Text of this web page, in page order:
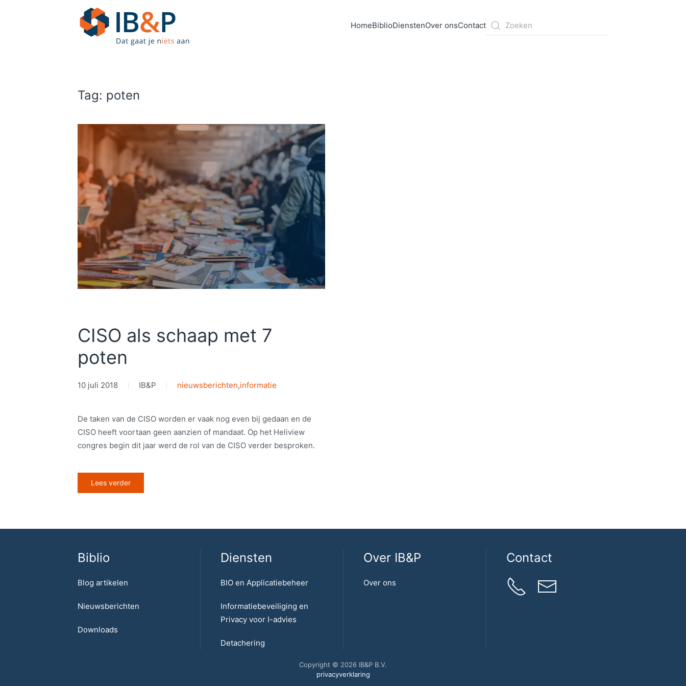
Skip to main content HomeBiblioDienstenOver onsContact
Tag: poten
CISO als schaap met 7
poten
10 juli 2018 IB&P nieuwsberichten,informatie
De taken van de CISO worden er vaak nog even bij gedaan en de
CISO heeft voortaan geen aanzien of mandaat. Op het Heliview
congres begin dit jaar werd de rol van de CISO verder besproken.
Lees verder
Biblio
Blog artikelen
Nieuwsberichten
Downloads
Diensten
BIO en Applicatiebeheer
Informatiebeveiliging en
Privacy voor I-advies
Detachering
Over IB&P
Over ons
Contact
Copyright © 2026 IB&P B.V.
privacyverklaring